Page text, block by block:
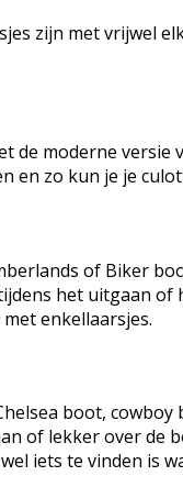
zijn met vrijwel
moderne
en zo kun je je
of Biker
het uitgaan
enkellaarsjes.
boot,
of lekker over de
iets te vinden is